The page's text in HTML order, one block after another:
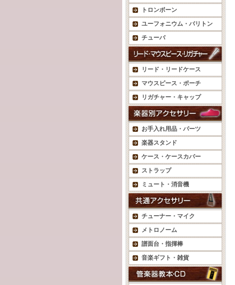
トロンボーン
ユーフォニウム・バリトン
チューバ
リード・リードケース
マウスピース・ポーチ
リガチャー・キャップ
お手入れ用品・パーツ
楽器スタンド
ケース・ケースカバー
ストラップ
ミュート・消音機
チューナー・マイク
メトロノーム
譜面台・指揮棒
音楽ギフト・雑貨